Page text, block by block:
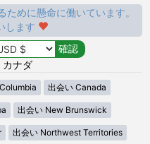
めに懸命に働いています。
します
カナダ
出会い Canada
出会い New Brunswick
出会い Northwest Territories